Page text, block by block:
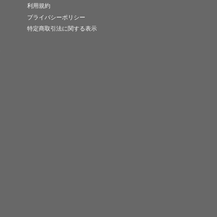
利用規約
プライバシーポリシー
特定商取引法に関する表示